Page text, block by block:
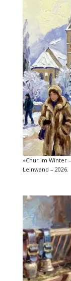
«Chur im Winter
Leinwand – 2026.